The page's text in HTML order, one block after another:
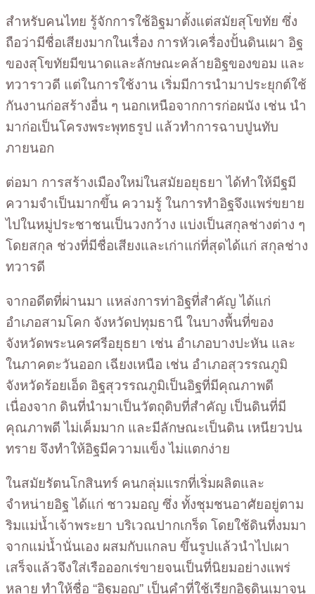
สำหรับคนไทย รู้จักการใช้อิฐมาตั้งแต่สมัยสุโขทัย ซึ่ง
ถือว่ามีชื่อเสียงมากในเรื่อง การหัวเครื่องปั้นดินเผา อิฐ
ของสุโขทัยมีขนาดและลักษณะคล้ายอิฐของขอม และ
ทวาราวดี แต่ในการใช้งาน เริ่มมีการนำมาประยุกต์ใช้
กันงานก่อสร้างอื่น ๆ นอกเหนือจากการก่อผนัง เช่น นำ
มาก่อเป็นโครงพระพุทธรูป แล้วทำการฉาบปูนทับ
ภายนอก
ต่อมา การสร้างเมืองใหม่ในสมัยอยุธยา ได้ทำให้มีฐมี
ความจำเป็นมากขึ้น ความรู้ ในการทำอิฐจึงแพร่ขยาย
ไปในหมู่ประชาชนเป็นวงกว้าง แบ่งเป็นสกุลช่างต่าง ๆ
โดยสกุล ช่วงที่มีชื่อเสียงและเก่าแก่ที่สุดได้แก่ สกุลช่าง
ทวารดี
จากอดีตที่ผ่านมา แหล่งการท่าอิฐที่สำคัญ ได้แก่
อำเภอสามโคก จังหวัดปทุมธานี ในบางพื้นที่ของ
จังหวัดพระนครศรีอยุธยา เช่น อำเภอบางปะหัน และ
ในภาคตะวันออก เฉียงเหนือ เช่น อำเภอสุวรรณภูมิ
จังหวัดร้อยเอ็ด อิฐสุวรรณภูมิเป็นอิฐที่มีคุณภาพดี
เนื่องจาก ดินที่นำมาเป็นวัตถุดิบที่สำคัญ เป็นดินที่มี
คุณภาพดี ไม่เค็มมาก และมีลักษณะเป็นดิน เหนียวปน
ทราย จึงทำให้อิฐมีความแข็ง ไม่แตกง่าย
ในสมัยรัตนโกสินทร์ คนกลุ่มแรกที่เริ่มผลิตและ
จำหน่ายอิฐ ได้แก่ ชาวมอญ ซึ่ง ทั้งชุมชนอาศัยอยู่ตาม
ริมแม่น้ำเจ้าพระยา บริเวณปากเกร็ด โดยใช้ดินที่งมมา
จากแม่น้ำนั่นเอง ผสมกับแกลบ ขึ้นรูปแล้วนำไปเผา
เสร็จแล้วจึงใส่เรือออกเร่ขายจนเป็นที่นิยมอย่างแพร่
หลาย ทำให้ชื่อ “อิฐมอญ” เป็นคำที่ใช้เรียกอิฐดินเมาจน